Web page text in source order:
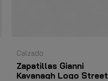
Calzado
Zapatillas Gianni
Kavanagh Logo Street